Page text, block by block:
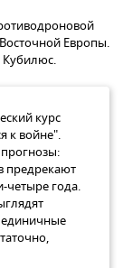
Европы.
Кубилюс.
курс
к войне".
предрекают
четыре года.